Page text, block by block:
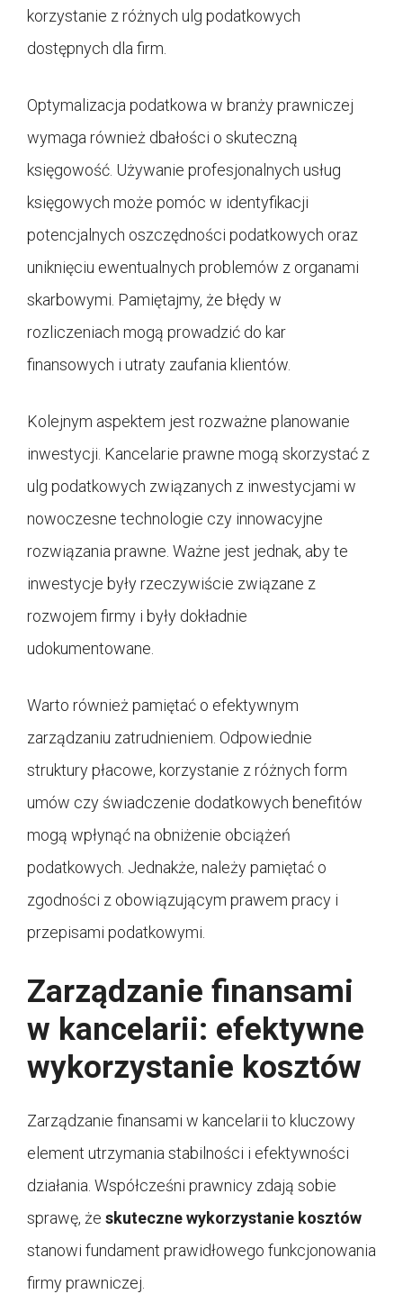
korzystanie z różnych ulg podatkowych
dostępnych dla firm.
Optymalizacja podatkowa w branży prawniczej
wymaga również dbałości o skuteczną
księgowość. Używanie profesjonalnych usług
księgowych może pomóc w identyfikacji
potencjalnych oszczędności podatkowych oraz
uniknięciu ewentualnych problemów z organami
skarbowymi. Pamiętajmy, że błędy w
rozliczeniach mogą prowadzić do kar
finansowych i utraty zaufania klientów.
Kolejnym aspektem jest rozważne planowanie
inwestycji. Kancelarie prawne mogą skorzystać z
ulg podatkowych związanych z inwestycjami w
nowoczesne technologie czy innowacyjne
rozwiązania prawne. Ważne jest jednak, aby te
inwestycje były rzeczywiście związane z
rozwojem firmy i były dokładnie
udokumentowane.
Warto również pamiętać o efektywnym
zarządzaniu zatrudnieniem. Odpowiednie
struktury płacowe, korzystanie z różnych form
umów czy świadczenie dodatkowych benefitów
mogą wpłynąć na obniżenie obciążeń
podatkowych. Jednakże, należy pamiętać o
zgodności z obowiązującym prawem pracy i
przepisami podatkowymi.
Zarządzanie finansami
w kancelarii: efektywne
wykorzystanie kosztów
Zarządzanie finansami w kancelarii to kluczowy
element utrzymania stabilności i efektywności
działania. Współcześni prawnicy zdają sobie
sprawę, że skuteczne wykorzystanie kosztów
stanowi fundament prawidłowego funkcjonowania
firmy prawniczej.